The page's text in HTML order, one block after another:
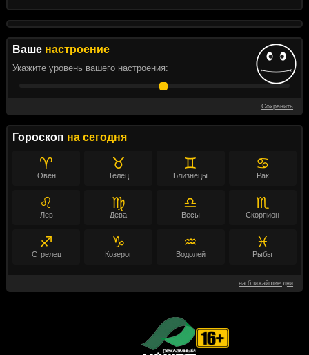
Ваше настроение
Укажите уровень вашего настроения:
Сохранить
Гороскоп на сегодня
♈
Овен
♉
Телец
♊
Близнецы
♋
Рак
♌
Лев
♍
Дева
♎
Весы
♏
Скорпион
♐
Стрелец
♑
Козерог
♒
Водолей
♓
Рыбы
на ближайшие дни